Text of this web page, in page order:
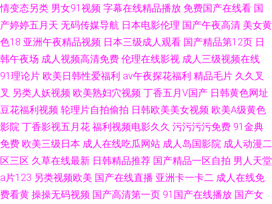
情变态另类 男女91视频 字幕在线精品播放 免费国产在线看 国
产婷婷五月天 无码传媒导航 日本电影伦理 国产午夜高清 美女黄
色18 亚洲午夜精品视频 日本三级成人观看 国产精品第12页 日
韩午夜场 成人视频高清免费 伦理在线影视 成人三级视频在线
91理论片 欧美日韩性爱福利 av午夜探花福利 精品毛片 久久叉
叉 另类人妖视频 欧美熟妇穴视频 丁香五月V国产 日韩黄色网址
豆花福利视频 轮理片自拍偷拍 日韩欧美美女视频 欧美A级黄色
影院 丁香影视五月花 福利视频电影久久 污污污污免费 91金典
免费 欧美三级日本 成人在线吃瓜网站 成人岛国影院 成人动漫二
区三区 久草在线最新 日韩精品推荐 国产精品一区自拍 男人天堂
a片123 另类视频欧美 国产在线直播 亚洲卡一卡二 成人在线免
费看黄 操操无码视频 国产高清第一页 91国产在线播放 国产女